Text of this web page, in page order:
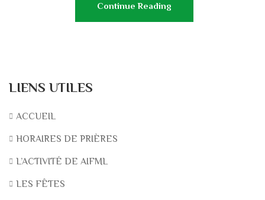
Continue Reading
LIENS UTILES
ACCUEIL
HORAIRES DE PRIÈRES
L’ACTIVITÉ DE AIFML
LES FÊTES